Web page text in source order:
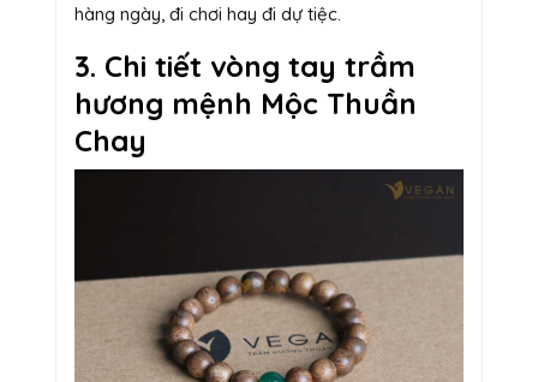
hàng ngày, đi chơi hay đi dự tiệc.
3. Chi tiết vòng tay trầm
hương mệnh Mộc Thuần
Chay